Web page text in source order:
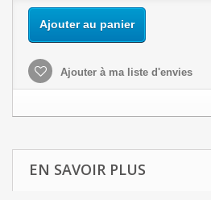
Ajouter au panier
Ajouter à ma liste d'envies
EN SAVOIR PLUS